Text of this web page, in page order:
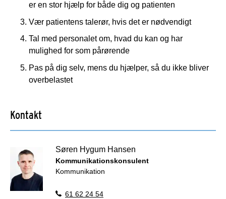
er en stor hjælp for både dig og patienten
Vær patientens talerør, hvis det er nødvendigt
Tal med personalet om, hvad du kan og har
mulighed for som pårørende
Pas på dig selv, mens du hjælper, så du ikke bliver
overbelastet
Kontakt
Søren Hygum Hansen
Kommunikationskonsulent
Kommunikation
61 62 24 54